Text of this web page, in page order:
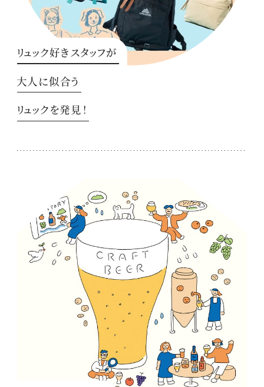
リュック好きスタッフが
大人に似合う
リュックを発見！